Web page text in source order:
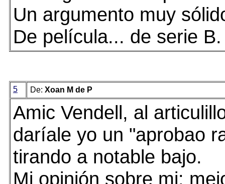
Un argumento muy
De película... de serie B.
5 De: Xoan M de P
Amic Vendell, al
daríale yo un "aprobao
tirando a notable bajo.
Mi opinión sobre mi: